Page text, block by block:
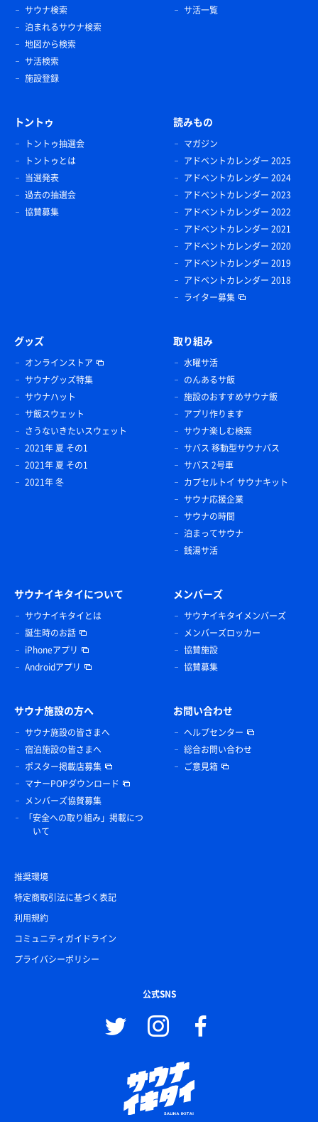
サウナ検索
泊まれるサウナ検索
地図から検索
サ活検索
施設登録
サ活一覧
トントゥ
トントゥ抽選会
トントゥとは
当選発表
過去の抽選会
協賛募集
読みもの
マガジン
アドベントカレンダー 2025
アドベントカレンダー 2024
アドベントカレンダー 2023
アドベントカレンダー 2022
アドベントカレンダー 2021
アドベントカレンダー 2020
アドベントカレンダー 2019
アドベントカレンダー 2018
ライター募集
グッズ
オンラインストア
サウナグッズ特集
サウナハット
サ飯スウェット
さうないきたいスウェット
2021年 夏 その1
2021年 夏 その1
2021年 冬
取り組み
水曜サ活
のんあるサ飯
施設のおすすめサウナ飯
アプリ作ります
サウナ楽しむ検索
サバス 移動型サウナバス
サバス 2号車
カプセルトイ サウナキット
サウナ応援企業
サウナの時間
泊まってサウナ
銭湯サ活
サウナイキタイについて
サウナイキタイとは
誕生時のお話
iPhoneアプリ
Androidアプリ
メンバーズ
サウナイキタイメンバーズ
メンバーズロッカー
協賛施設
協賛募集
サウナ施設の方へ
サウナ施設の皆さまへ
宿泊施設の皆さまへ
ポスター掲載店募集
マナーPOPダウンロード
メンバーズ協賛募集
「安全への取り組み」掲載につ
いて
お問い合わせ
ヘルプセンター
総合お問い合わせ
ご意見箱
推奨環境
特定商取引法に基づく表記
利用規約
コミュニティガイドライン
プライバシーポリシー
公式SNS